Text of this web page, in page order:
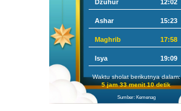
Dzuhur 12:02
Ashar 15:23
Maghrib 17:58
Isya 19:09
Waktu sholat berikutnya dalam:
5 jam 33 menit 9 detik
Sumber: Kemenag